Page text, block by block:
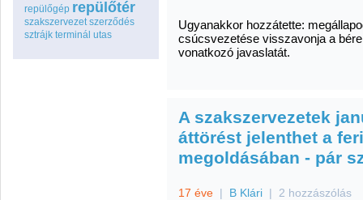
repülőgép repülőtér
szakszervezet szerződés
sztrájk terminál utas
Ugyanakkor hozzátette:
csúcsvezetése visszavonja a
vonatkozó javaslatát.
A szakszervezetek
áttörést jelenthet a
megoldásában - pár
17 éve | B Klári | 2 hozzászólás